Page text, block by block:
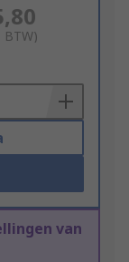
BTW)
van